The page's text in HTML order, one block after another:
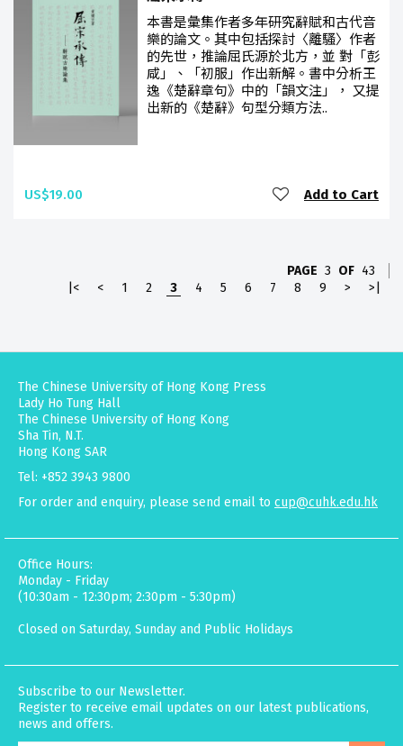
本書是彙集作者多年研究辭賦和古代音
樂的論文。其中包括探討〈離騷〉作者
的先世，推論屈氏源於北方，並 對「彭
咸」、「初服」作出新解。書中分析王
逸《楚辭章句》中的「韻文注」， 又提
出新的《楚辭》句型分類方法..
US$19.00 Add to Cart
PAGE 3 OF 43
|<
< 1 2 3 4 5 6 7 8 9 > >|
The Chinese University of Hong Kong Press
Lady Ho Tung Hall
The Chinese University of Hong Kong
Sha Tin, N.T.
Hong Kong SAR
Tel: +852 3943 9800
For order and enquiry, please send email to cup@cuhk.edu.hk
Office Hours:
Monday - Friday
(10:30am - 12:30pm; 2:30pm - 5:30pm)
Closed on Saturday, Sunday and Public Holidays
Subscribe to our Newsletter.
Register to receive email updates on our latest publications,
news and offers.